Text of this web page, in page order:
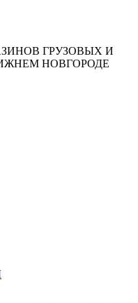
ГРУЗОВЫХ И
НОВГОРОДЕ